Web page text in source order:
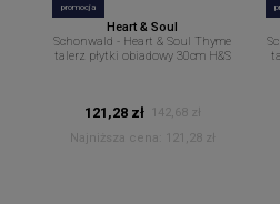
promocja
Heart & Soul
Schonwald - Heart & Soul Thyme
talerz płytki obiadowy 30cm H&S
121,28 zł
142,68 zł
Najniższa cena:
121,28 zł